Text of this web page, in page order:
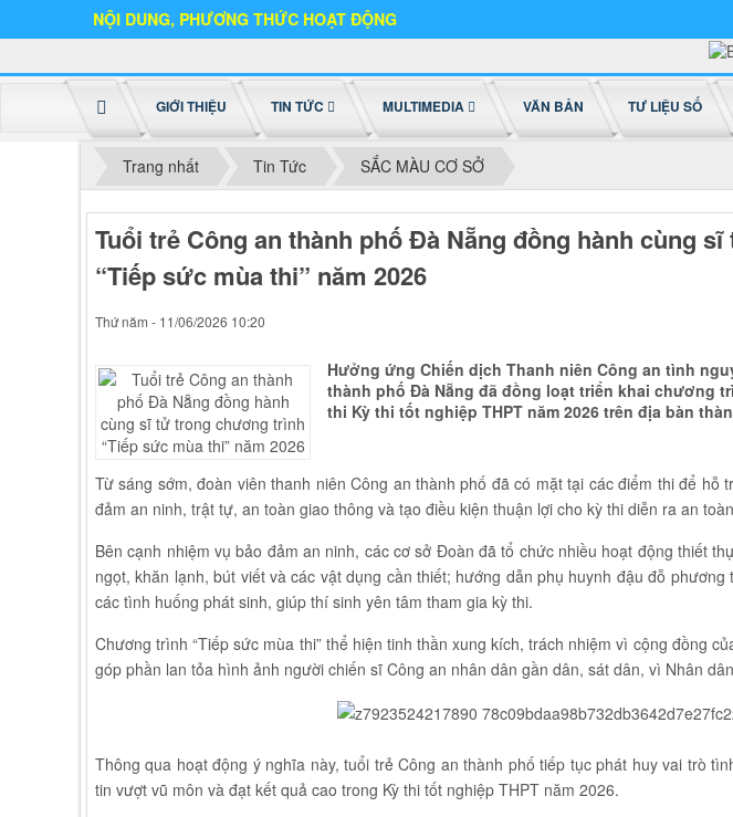
DUNG, PHƯƠNG THỨC HOẠT ĐỘNG
GIỚI THIỆU TIN TỨC MULTIMEDIA VĂN BẢN TƯ LIỆU SỐ
Trang nhất Tin Tức SẮC MÀU CƠ SỞ
Tuổi trẻ Công an thành phố Đà Nẵng đồng hành cùng
“Tiếp sức mùa thi” năm 2026
Thứ năm - 11/06/2026 10:20
Hưởng ứng Chiến dịch Thanh niên Công an tình
thành phố Đà Nẵng đã đồng loạt triển khai chương
thi Kỳ thi tốt nghiệp THPT năm 2026 trên địa bàn
Từ sáng sớm, đoàn viên thanh niên Công an thành phố đã có mặt tại các điểm thi để hỗ
đảm an ninh, trật tự, an toàn giao thông và tạo điều kiện thuận lợi cho kỳ thi diễn ra an
Bên cạnh nhiệm vụ bảo đảm an ninh, các cơ sở Đoàn đã tổ chức nhiều hoạt động thiết
ngọt, khăn lạnh, bút viết và các vật dụng cần thiết; hướng dẫn phụ huynh đậu đỗ
các tình huống phát sinh, giúp thí sinh yên tâm tham gia kỳ thi.
Chương trình “Tiếp sức mùa thi” thể hiện tinh thần xung kích, trách nhiệm vì cộng đồng
góp phần lan tỏa hình ảnh người chiến sĩ Công an nhân dân gần dân, sát dân, vì Nhân
Thông qua hoạt động ý nghĩa này, tuổi trẻ Công an thành phố tiếp tục phát huy vai trò
tin vượt vũ môn và đạt kết quả cao trong Kỳ thi tốt nghiệp THPT năm 2026.